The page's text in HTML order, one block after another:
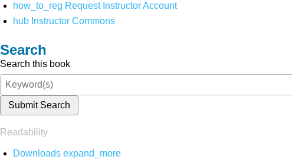
how_to_reg Request Instructor Account
hub Instructor Commons
Search
Search this book
Submit Search
Readability
Downloads expand_more